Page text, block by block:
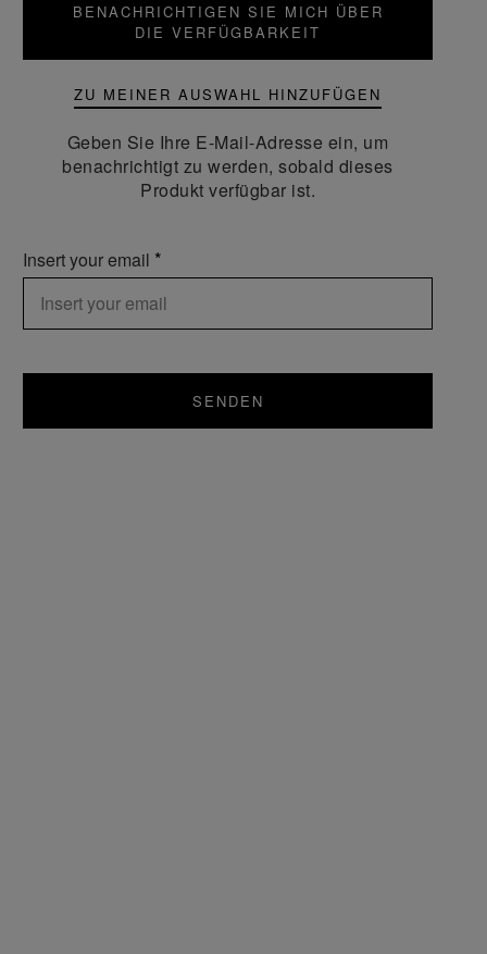
BENACHRICHTIGEN SIE MICH ÜBER
DIE VERFÜGBARKEIT
ZU MEINER AUSWAHL HINZUFÜGEN
Geben Sie Ihre E-Mail-Adresse ein, um
benachrichtigt zu werden, sobald dieses
Produkt verfügbar ist.
Insert your email
SENDEN